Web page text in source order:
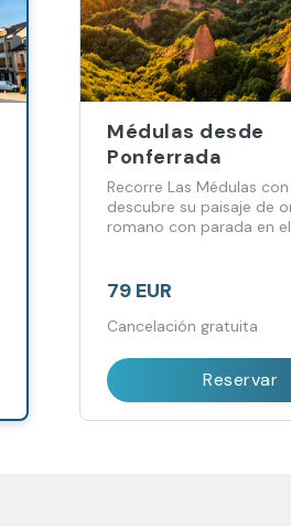
Médulas desde
Ponferrada
Recorre Las Médulas
descubre su paisaje de
romano con parada en
79 EUR
Cancelación gratuita
Reservar